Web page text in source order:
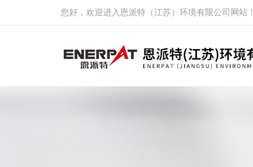
您好，欢迎进入恩派特（江苏）环境有限公司网站！